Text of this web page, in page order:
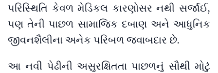
પરિસ્થિતિ કેવળ મેડિકલ કારણોસર નથી સર્જાઈ,
પણ તેની પાછળ સામાજિક દબાણ અને આધુનિક
જીવનશૈલીના અનેક પરિબળ જવાબદાર છે.
આ નવી પેઢીની અસુરક્ષિતતા પાછળનું સૌથી મોટું